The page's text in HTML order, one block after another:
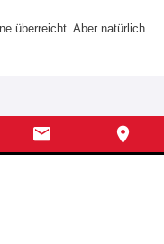
überreicht. Aber natürlich